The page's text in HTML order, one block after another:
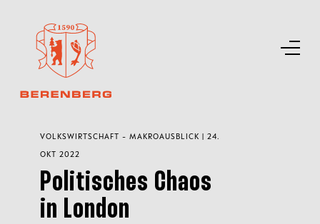
VOLKSWIRTSCHAFT - MAKROAUSBLICK | 24.
OKT 2022
Politisches Chaos
in London